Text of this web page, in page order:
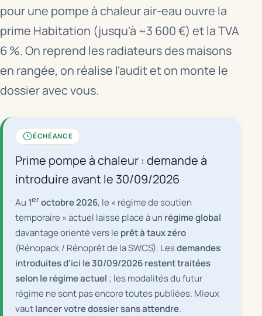
pour une pompe à chaleur air-eau ouvre la
prime Habitation (jusqu'à ~3 600 €) et la TVA
6 %. On reprend les radiateurs des maisons
en rangée, on réalise l'audit et on monte le
dossier avec vous.
ÉCHÉANCE
Prime pompe à chaleur : demande à
introduire avant le 30/09/2026
Au 1eroctobre 2026, le « régime de soutien
temporaire » actuel laisse place à un régime global
davantage orienté vers leprêt à taux zéro
(Rénopack / Rénoprêt de la SWCS). Lesdemandes
introduites d'ici le 30/09/2026 restent traitées
selon le régime actuel ; les modalités du futur
régime ne sont pas encore toutes publiées. Mieux
vautlancer votre dossier sans attendre.